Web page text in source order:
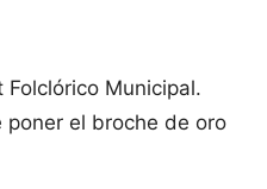
Municipal.
poner el broche de oro